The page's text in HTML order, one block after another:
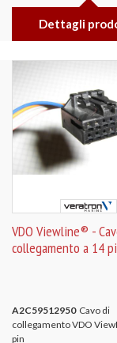
Dettagli
VDO Viewline® -
collegamento a 14
A2C59512950 Cavo di
collegamento VDO
pin